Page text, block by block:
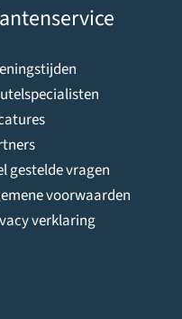
gestelde vragen
voorwaarden
verklaring